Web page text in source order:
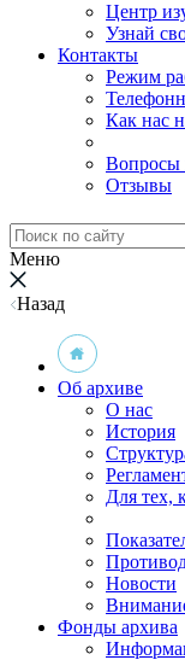
Центр
Узнай
Контакты
Режим
Как нас
Вопросы
Отзывы
Меню
Назад
Об архиве
О нас
История
Для тех,
Новости
Фонды архива